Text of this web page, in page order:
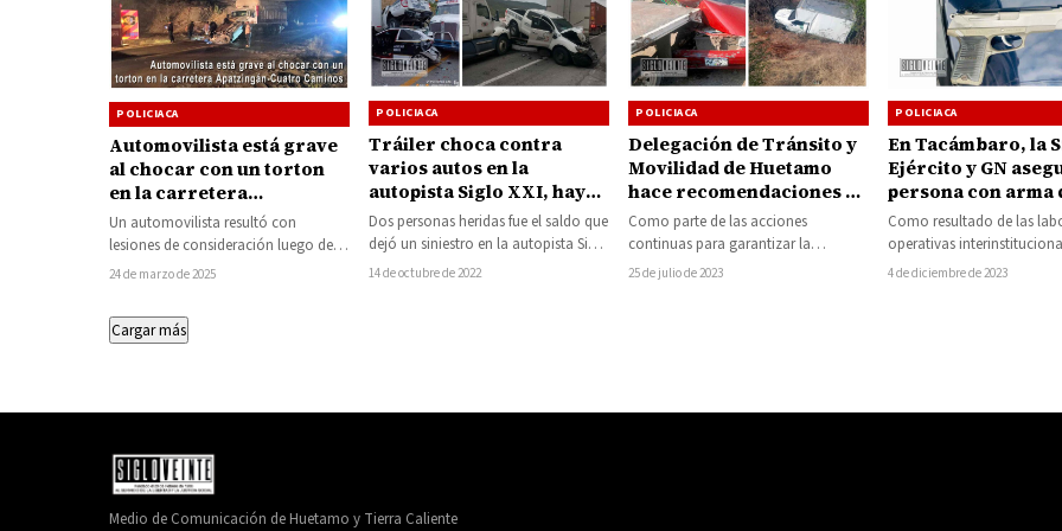
POLICIACA
Automovilista está grave
al chocar con un torton
en la carretera
Apatzingán-Cuatro
Caminos
Un automovilista resultó con
lesiones de consideración luego de
que su vehículo volcara tras ser
24 de marzo de 2025
POLICIACA
Tráiler choca contra
varios autos en la
autopista Siglo XXI, hay
dos lesionados
Dos personas heridas fue el saldo que
dejó un siniestro en la autopista Siglo
XXI, cuando un tráiler…
14 de octubre de 2022
POLICIACA
Delegación de Tránsito y
Movilidad de Huetamo
hace recomendaciones de
seguridad vial para un
periodo vacacional sin
accidentes
Como parte de las acciones
continuas para garantizar la
seguridad en las vías de
25 de julio de 2023
POLICIACA
En Tacámbaro, la
Ejército y GN
persona con arma
fuego
Como resultado de las
operativas
municipio de Tacámbaro,
4 de diciembre de 2023
Cargar más
Medio de Comunicación de Huetamo y Tierra Caliente